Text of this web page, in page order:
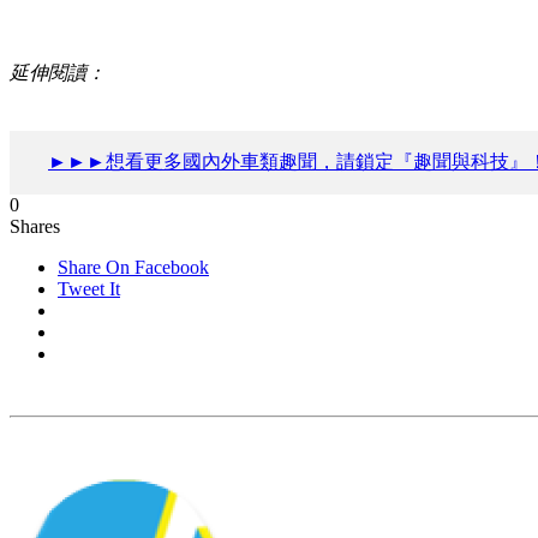
延伸閱讀：
►►►想看更多國內外車類趣聞，請鎖定『趣聞與科技』
0
Shares
Share On Facebook
Tweet It